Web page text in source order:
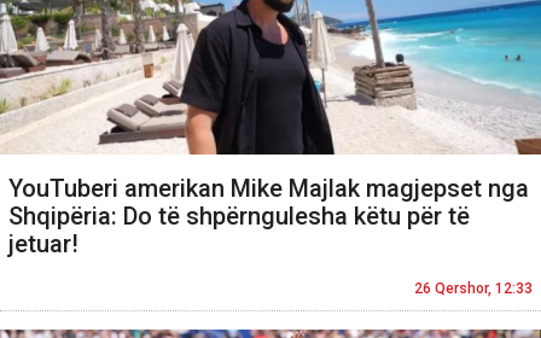
YouTuberi amerikan Mike Majlak magjepset nga
Shqipëria: Do të shpërngulesha këtu për të
jetuar!
26 Qershor, 12:33